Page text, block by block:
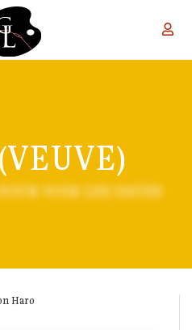
VOIR LES DATES
Haro